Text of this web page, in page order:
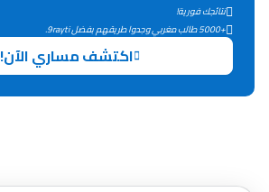
Lycée Maroc
التعليم الثانوي التأهيلي
نتائجك فورية!
+5000 طالب مغربي وجدوا طريقهم بفضل 9rayti.
اكتشف مساري الآن!